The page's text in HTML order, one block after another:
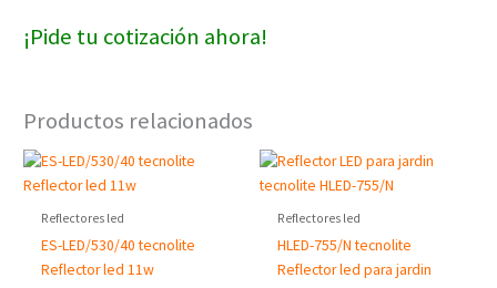
¡Pide tu cotización ahora!
Productos relacionados
Reflectores led
ES-LED/530/40 tecnolite
Reflector led 11w
Reflectores led
HLED-755/N tecnolite
Reflector led para jardin